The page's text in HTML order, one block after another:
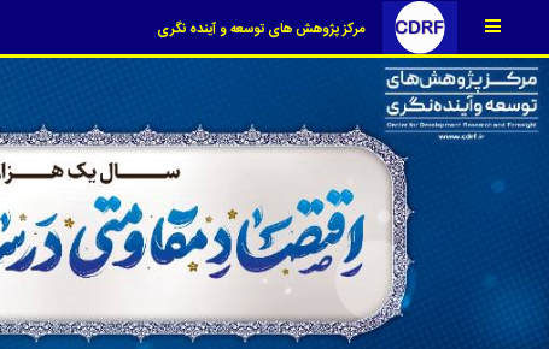
مرکز پژوهش های توسعه و آینده نگری